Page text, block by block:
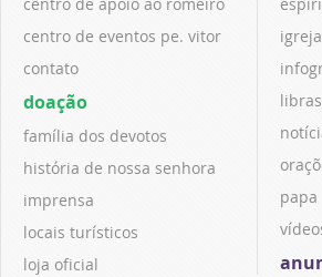
centro de apoio ao romeiro
centro de eventos pe. vitor
contato
doação
família dos devotos
história de nossa senhora
imprensa
locais turísticos
loja oficial
igreja
libras
papa